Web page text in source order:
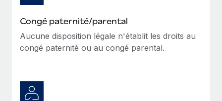
Congé paternité/parental
Aucune disposition légale n'établit les droits au
congé paternité ou au congé parental.